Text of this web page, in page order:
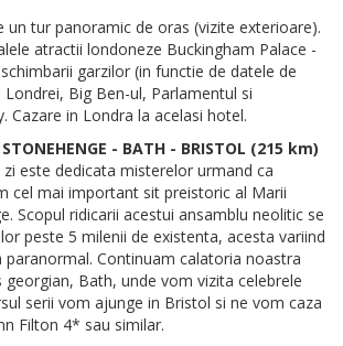
un tur panoramic de oras (vizite exterioare).
atractii londoneze Buckingham Palace -
garzilor (in functie de datele de
Big Ben-ul, Parlamentul si
Cazare in Londra la acelasi hotel.
- BATH - BRISTOL (215 km)
este dedicata misterelor urmand ca
cel mai important sit preistoric al Marii
Scopul ridicarii acestui ansamblu neolitic se
peste 5 milenii de existenta, acesta variind
Continuam calatoria noastra
georgian, Bath, unde vom vizita celebrele
serii vom ajunge in Bristol si ne vom caza
Filton 4* sau similar.